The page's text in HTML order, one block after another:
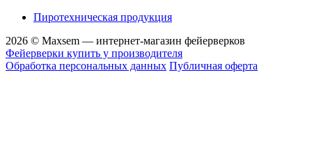
Пиротехническая продукция
2026 © Maxsem — интернет-магазин фейерверков
Фейерверки купить у производителя
Обработка персональных данных Публичная оферта